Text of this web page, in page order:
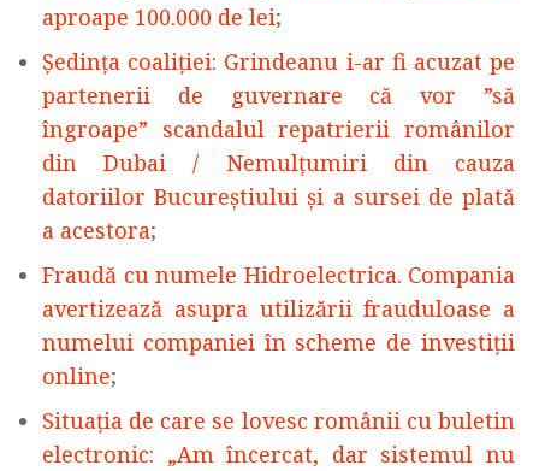
aproape 100.000 de lei;
Ședința coaliției: Grindeanu i-ar fi acuzat pe
partenerii de guvernare că vor ”să
îngroape” scandalul repatrierii românilor
din Dubai / Nemulțumiri din cauza
datoriilor Bucureștiului și a sursei de plată
a acestora;
Fraudă cu numele Hidroelectrica. Compania
avertizează asupra utilizării frauduloase a
numelui companiei în scheme de investiții
online;
Situația de care se lovesc românii cu buletin
electronic: „Am încercat, dar sistemul nu